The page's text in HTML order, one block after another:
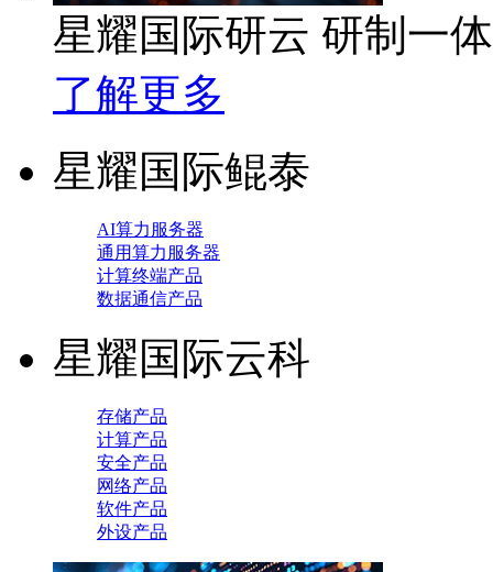
星耀国际研云 研制一
了解更多
星耀国际鲲泰
AI算力服务器
通用算力服务器
计算终端产品
数据通信产品
星耀国际云科
存储产品
计算产品
安全产品
网络产品
软件产品
外设产品